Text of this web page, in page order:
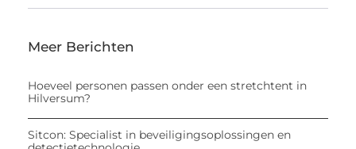
Meer Berichten
Hoeveel personen passen onder een stretchtent in
Hilversum?
Sitcon: Specialist in beveiligingsoplossingen en